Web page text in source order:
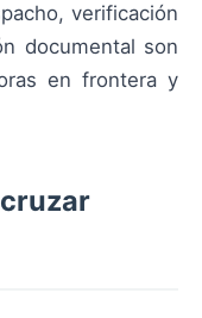
verificación
documental son
en frontera y